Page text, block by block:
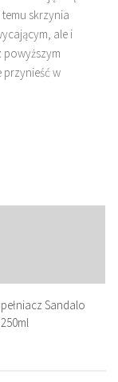
skrzynia
ale i
w
Sandalo